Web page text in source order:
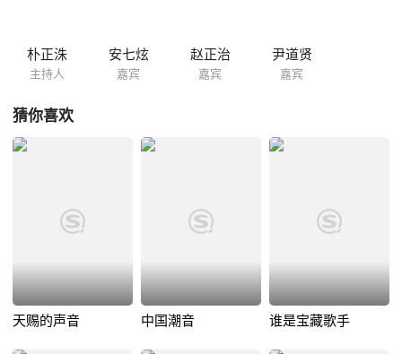
朴正洙
主持人
安七炫
嘉宾
赵正治
嘉宾
尹道贤
嘉宾
猜你喜欢
天赐的声音 中国潮音 谁是宝藏歌手